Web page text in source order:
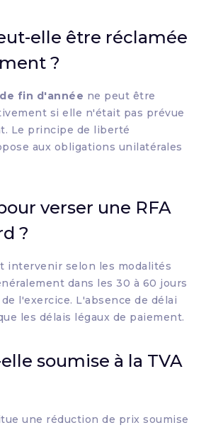
elle être réclamée
?
fin d'année ne peut être
si elle n'était pas prévue
Le principe de liberté
aux obligations unilatérales
verser une RFA
?
intervenir selon les modalités
dans les 30 à 60 jours
l'exercice. L'absence de délai
les délais légaux de paiement.
soumise à la TVA
une réduction de prix soumise